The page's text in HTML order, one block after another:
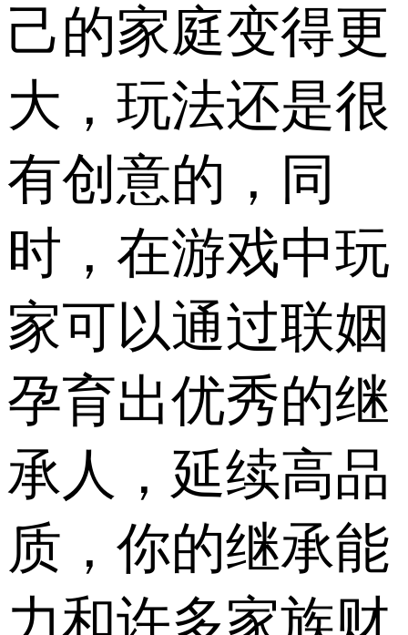
己的家庭变得更
大，玩法还是很
有创意的，同
时，在游戏中玩
家可以通过联姻
孕育出优秀的继
承人，延续高品
质，你的继承能
力和许多家族财